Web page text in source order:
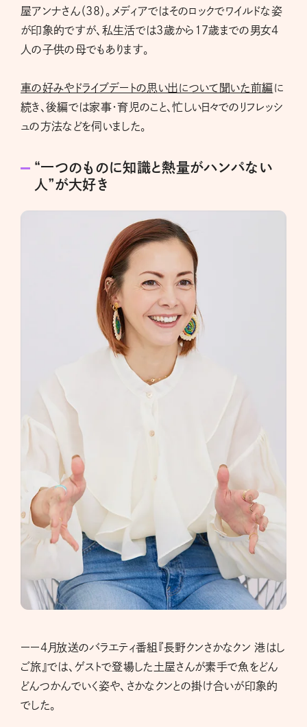
屋アンナさん（38）。メディアではそのロックでワイルドな姿
が印象的ですが、私生活では3歳から17歳までの男女4
人の子供の母でもあります。
車の好みやドライブデートの思い出について聞いた前編 に
続き、後編では家事・育児のこと、忙しい日々でのリフレッシ
ュの方法などを伺いました。
“一つのものに知識と熱量がハンパない
人”が大好き
ーー4月放送のバラエティ番組『長野クンさかなクン 港はし
ご旅』では、ゲストで登場した土屋さんが素手で魚をどん
どんつかんでいく姿や、さかなクンとの掛け合いが印象的
でした。